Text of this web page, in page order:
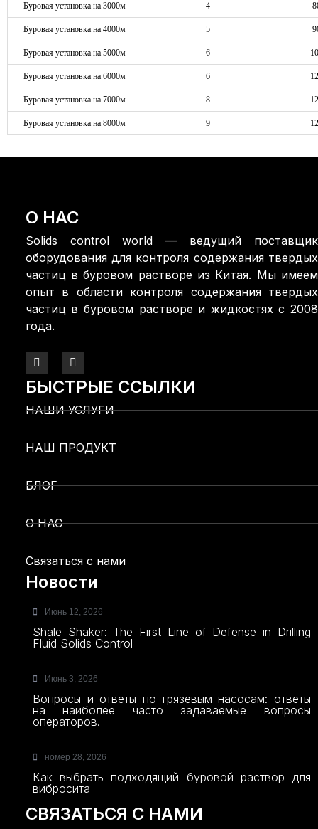
Буровая установка на 3000м 4
Буровая установка на 4000м 5
Буровая установка на 5000м 6
Буровая установка на 6000м 6
Буровая установка на 7000м 8
Буровая установка на 8000м 9
О НАС
Solids control world — ведущий поставщик
оборудования для контроля содержания твердых
частиц в буровом растворе из Китая. Мы имеем
опыт в области контроля содержания твердых
частиц в буровом растворе и жидкостях с 2008
года.
БЫСТРЫЕ ССЫЛКИ
НАШИ УСЛУГИ
НАШ ПРОДУКТ
БЛОГ
О НАС
Связаться с нами
Новости
Июнь 12, 2026
Shale Shaker: The First Line of Defense in Drilling
Fluid Solids Control
Июнь 3, 2026
Вопросы и ответы по грязевым насосам: ответы
на наиболее часто задаваемые вопросы
операторов.
номер 28, 2026
Как выбрать подходящий буровой раствор для
вибросита
СВЯЗАТЬСЯ С НАМИ